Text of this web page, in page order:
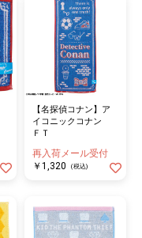
【名探偵コナン】ア
イコニックコナン
ＦＴ
再入荷メール受付
￥1,320
(税込)